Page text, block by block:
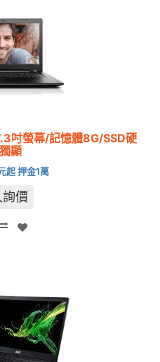
吋螢幕/記憶體8G/SSD硬
顯
起 押金1萬
價